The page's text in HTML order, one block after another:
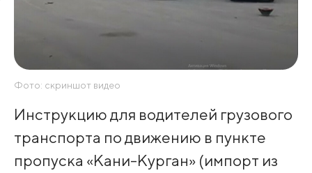
Фото: скриншот видео
Инструкцию для водителей грузового
транспорта по движению в пункте
пропуска «Кани-Курган» (импорт из